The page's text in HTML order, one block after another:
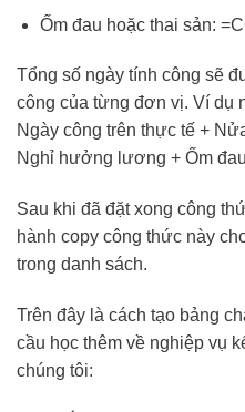
Ốm đau hoặc thai sản:
Tổng số ngày tính công sẽ
công của từng đơn vị. Ví dụ
Ngày công trên thực tế +
Nghỉ hưởng lương + Ốm
Sau khi đã đặt xong công
hành copy công thức này
trong danh sách.
Trên đây là cách tạo bảng
cầu học thêm về nghiệp vụ
chúng tôi: